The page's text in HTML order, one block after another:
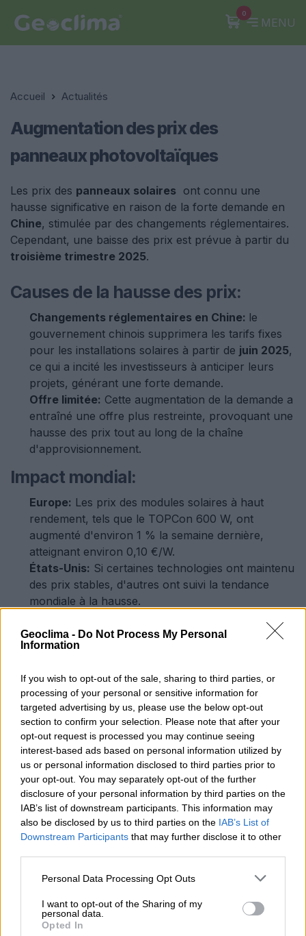
Geoclima - Do Not Process My Personal
Information
If you wish to opt-out of the sale, sharing to third parties, or
processing of your personal or sensitive information for
targeted advertising by us, please use the below opt-out
section to confirm your selection. Please note that after your
opt-out request is processed you may continue seeing
interest-based ads based on personal information utilized by
us or personal information disclosed to third parties prior to
your opt-out. You may separately opt-out of the further
disclosure of your personal information by third parties on the
IAB’s list of downstream participants. This information may
also be disclosed by us to third parties on the IAB’s List of
Downstream Participants that may further disclose it to other
Personal Data Processing Opt Outs
I want to opt-out of the Sharing of my
personal data.
Opted In
0
MENU
Accueil Actualités
Augmentation des prix des
panneaux photovoltaïques
Les prix des panneaux solaires ont connu une
hausse significative en raison de la forte demande en
Chine, stimulée par des changements réglementaires.
Cependant, une baisse des prix est prévue à partir du
troisième trimestre 2025.
Causes de la hausse des prix:
Changements réglementaires en Chine: le
gouvernement chinois supprimera les tarifs fixes
pour les installations solaires à partir de juin 2025,
ce qui a incité les investisseurs à anticiper leurs
projets, générant une forte demande.
Offre limitée: Cette augmentation de la demande a
entraîné une offre plus restreinte, provoquant une
hausse des prix tout au long de la chaîne
d'approvisionnement.
Impact mondial:
Europe: Les prix des modules solaires à haut
rendement, tels que le TOPCon 600 W, ont
augmenté d'environ 1 % la semaine dernière,
atteignant environ 0,10 €/W.
États-Unis: Si certaines technologies ont maintenu
des prix stables, d'autres ont suivi la tendance
mondiale à la hausse.
Pour un investissement efficace dans l'énergie solaire,
il est recommandé d'acheter des panneaux avant une
PARTAGER AVEC
TWITTER FACEBOOK
Parlez-nous !
NOM
TÉLÉPHONE